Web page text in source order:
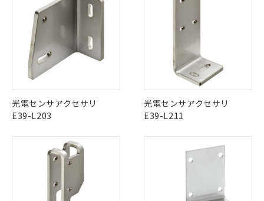
光電センサアクセサリ
E39-L203
光電センサアクセサリ
E39-L211
ご利用条件
以下の条件をお読みいただき、同意のうえ
ご利用ください。
本サービスは、当社制御機器事業取扱
商品の当社在庫状況および標準価格
(税抜)を提供させていただくもので
本サービスの対象外となる商品もある
ことをご了承ください。
在庫状況および標準価格照会結果は、
記載している更新日時点での社内デー
タに基づき作成されるものであり、閲
有に対応した製品に切り替える予定のある
商品です。
対応予定なし：EU RoHS指令（10物質）の
非含有に非対応の商品で、対応品を出す予
定はありません。
調査・確認中：EU RoHS指令（10物質）の
非含有の対応状況を調査中または確認中の
商品です。
非該当品：ライセンス料など無形物で、有
仕入先様の事情により、非含有部品として
いたものが、含有品と判明した場合などや
むを得ず変更することがあります。
*EU RoHS指令（10物質）：
鉛(Pb) 1000ppm以下、 水銀(Hg) 1000ppm以下、 カド
※1 中国RoHS○×表
「○」：最大均質材料含有率が中国RoHSの
「×」：最大均質材料含有率が中国RoHSの
基準値を超えていることを示します。
「－」：未確認です。当社販売部門へお問
*中国RoHS10物質の基準値 (GB/T26572)：
当社は、これら貴社製品のうち、外国
為替および外国貿易法に定める商品
または国外への提供する場合は、日本
記